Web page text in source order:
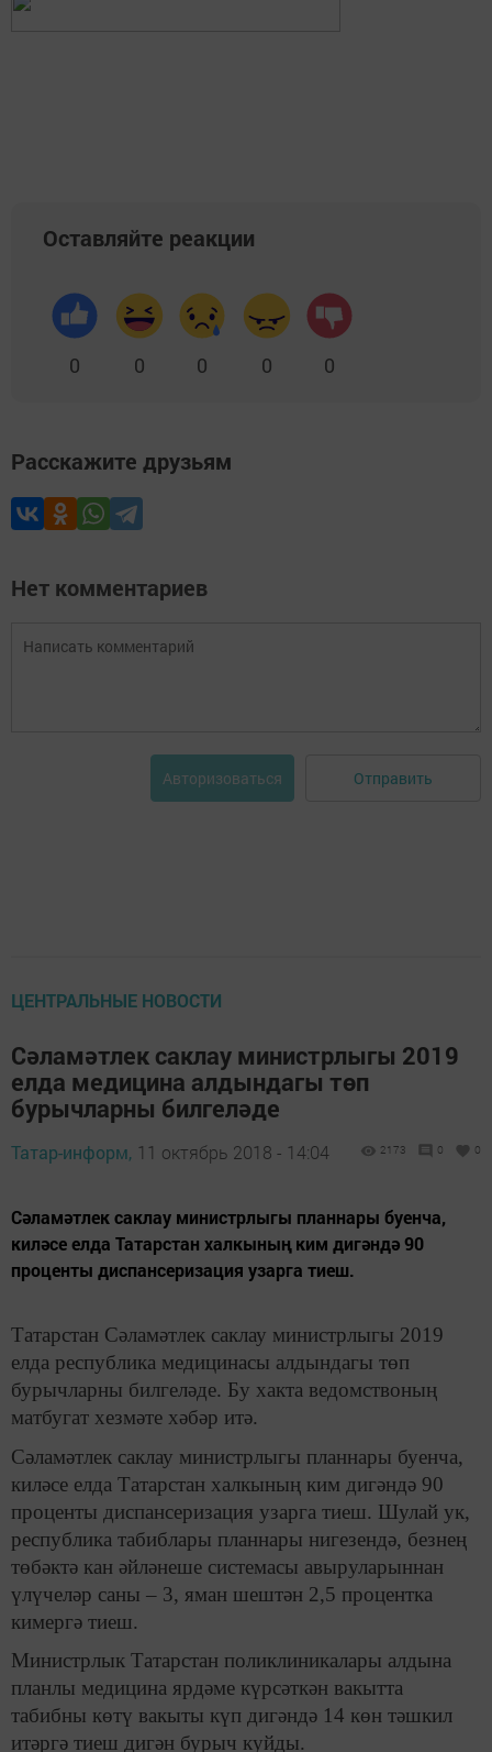
Оставляйте реакции
0 0 0 0 0
Расскажите друзьям
Нет комментариев
Авторизоваться Отправить
ЦЕНТРАЛЬНЫЕ НОВОСТИ
Сәламәтлек саклау министрлыгы 2019
елда медицина алдындагы төп
бурычларны билгеләде
Татар-информ, 11 октябрь 2018 - 14:04 2173 0 0
Сәламәтлек саклау министрлыгы планнары буенча,
киләсе елда Татарстан халкының ким дигәндә 90
проценты диспансеризация узарга тиеш.
Татарстан Сәламәтлек саклау министрлыгы 2019
елда республика медицинасы алдындагы төп
бурычларны билгеләде. Бу хакта ведомствоның
матбугат хезмәте хәбәр итә.
Сәламәтлек саклау министрлыгы планнары буенча,
киләсе елда Татарстан халкының ким дигәндә 90
проценты диспансеризация узарга тиеш. Шулай ук,
республика табиблары планнары нигезендә, безнең
төбәктә кан әйләнеше системасы авыруларыннан
үлүчеләр саны – 3, яман шештән 2,5 процентка
кимергә тиеш.
Министрлык Татарстан поликлиникалары алдына
планлы медицина ярдәме күрсәткән вакытта
табибны көтү вакыты күп дигәндә 14 көн тәшкил
итәргә тиеш дигән бурыч куйды.